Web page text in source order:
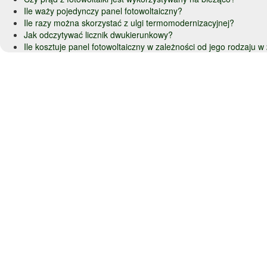
Ile waży pojedynczy panel fotowoltaiczny?
Ile razy można skorzystać z ulgi termomodernizacyjnej?
Jak odczytywać licznik dwukierunkowy?
Ile kosztuje panel fotowoltaiczny w zależności od jego rodzaju w